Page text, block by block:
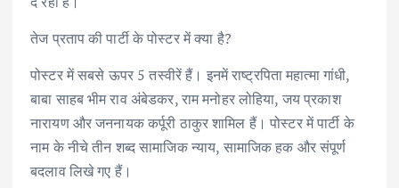
तेज प्रताप की पार्टी के पोस्टर में क्या है?
पोस्टर में सबसे ऊपर 5 तस्वीरें हैं। इनमें राष्ट्रपिता महात्मा गांधी,
बाबा साहब भीम राव अंबेडकर, राम मनोहर लोहिया, जय प्रकाश
नारायण और जननायक कर्पूरी ठाकुर शामिल हैं। पोस्टर में पार्टी के
नाम के नीचे तीन शब्द सामाजिक न्याय, सामाजिक हक और संपूर्ण
बदलाव लिखे गए हैं।